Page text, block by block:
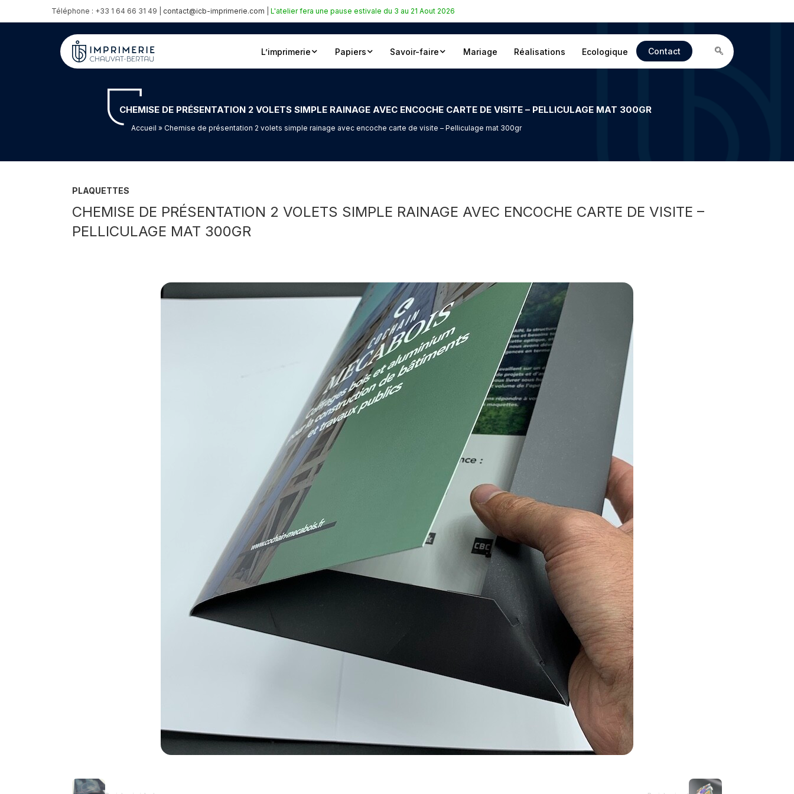
Téléphone : +33 1 64 66 31 49 | contact@icb-imprimerie.com L'atelier fera une pause estivale du 3 au 21 Aout 2026
L’imprimerie Papiers Savoir-faire Mariage Réalisations Ecologique Contact
CHEMISE DE PRÉSENTATION 2 VOLETS SIMPLE RAINAGE AVEC ENCOCHE CARTE DE VISITE – PELLICULAGE MAT 300GR
Accueil » Chemise de présentation 2 volets simple rainage avec encoche carte de visite – Pelliculage mat 300gr
PLAQUETTES
CHEMISE DE PRÉSENTATION 2 VOLETS SIMPLE RAINAGE AVEC ENCOCHE CARTE DE VISITE –
PELLICULAGE MAT 300GR